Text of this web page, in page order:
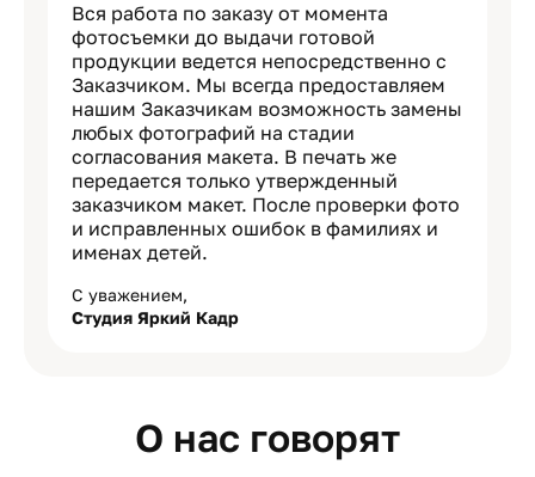
Вся работа по заказу от момента
фотосъемки до выдачи готовой
продукции ведется непосредственно с
Заказчиком. Мы всегда предоставляем
нашим Заказчикам возможность замены
любых фотографий на стадии
согласования макета. В печать же
передается только утвержденный
заказчиком макет. После проверки фото
и исправленных ошибок в фамилиях и
именах детей.
С уважением,
Студия Яркий Кадр
О нас говорят